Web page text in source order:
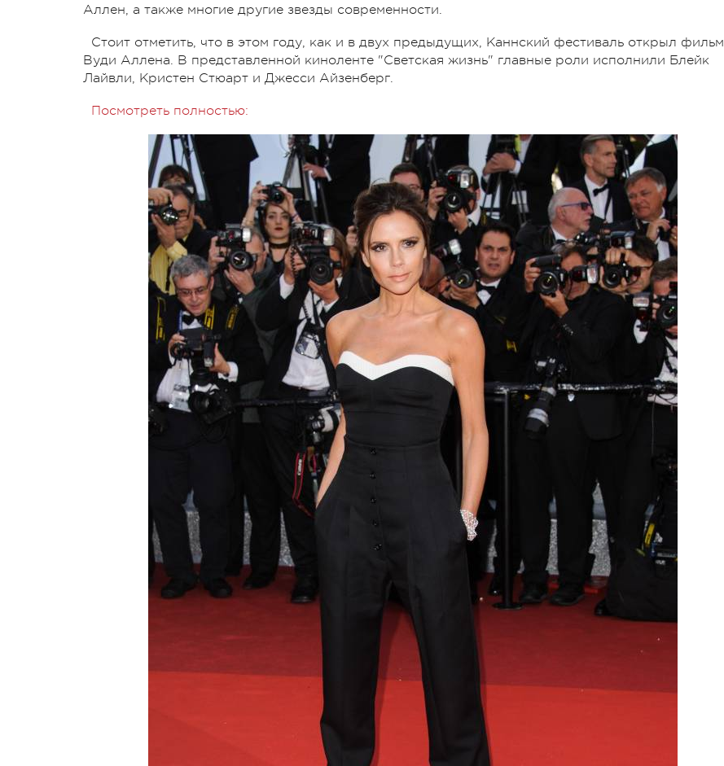
Аллен, а также многие другие звезды современности.
Стоит отметить, что в этом году, как и в двух предыдущих, Каннский фестиваль открыл фильм
Вуди Аллена. В представленной киноленте "Светская жизнь" главные роли исполнили Блейк
Лайвли, Кристен Стюарт и Джесси Айзенберг.
Посмотреть полностью: